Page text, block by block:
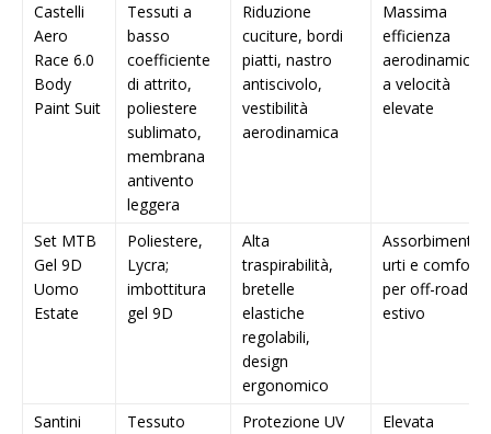
Castelli
Aero
Race 6.0
Body
Paint Suit
Tessuti a
basso
coefficiente
di attrito,
poliestere
sublimato,
membrana
antivento
leggera
Riduzione
cuciture, bordi
piatti, nastro
antiscivolo,
vestibilità
aerodinamica
Massima
efficienza
aerodinamica
a velocità
elevate
Set MTB
Gel 9D
Uomo
Estate
Poliestere,
Lycra;
imbottitura
gel 9D
Alta
traspirabilità,
bretelle
elastiche
regolabili,
design
ergonomico
Assorbimento
urti e comfort
per off-road
estivo
Santini
Tessuto
Protezione UV
Elevata